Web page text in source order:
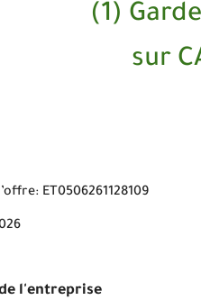
(1)
sur
ET0506261128109
l'entreprise